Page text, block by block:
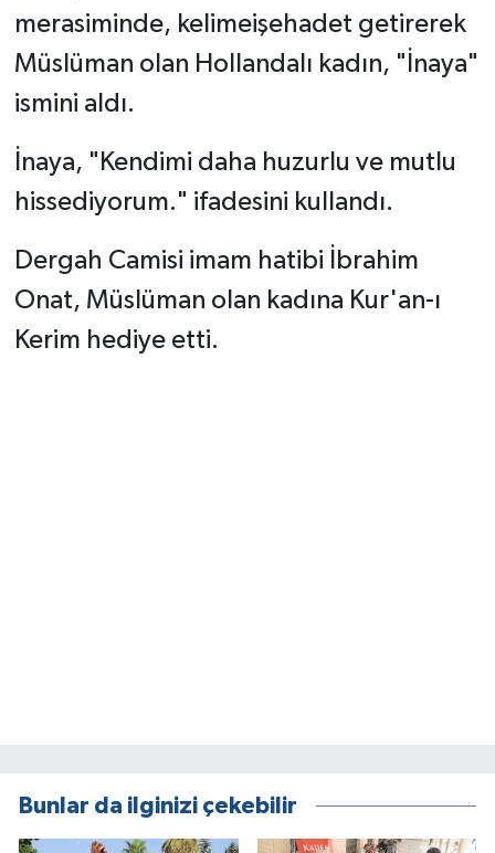
merasiminde, kelimeişehadet getirerek
Müslüman olan Hollandalı kadın, "İnaya"
ismini aldı.
İnaya, "Kendimi daha huzurlu ve mutlu
hissediyorum." ifadesini kullandı.
Dergah Camisi imam hatibi İbrahim
Onat, Müslüman olan kadına Kur'an-ı
Kerim hediye etti.
Bunlar da ilginizi çekebilir